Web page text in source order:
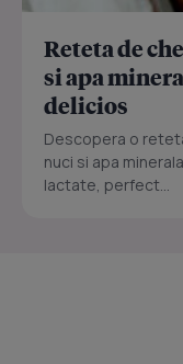
Reteta de
si apa
delicios
Descopera o
nuci si apa
lactate, perfect...